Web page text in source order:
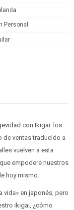
Personal
con Ikigai: los
de ventas traducido a
vuelven a esta
empodere nuestros
hoy mismo.
vida» en japonés, pero
ikigai, ¿cómo